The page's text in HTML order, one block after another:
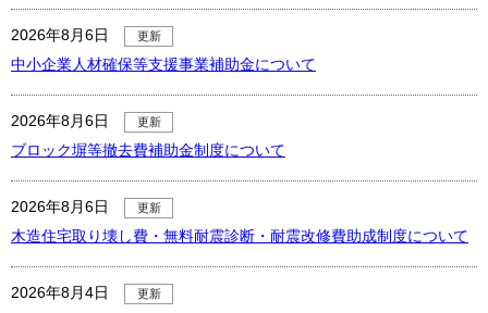
2026年8月6日 更新
中小企業人材確保等支援事業補助金について
2026年8月6日 更新
ブロック塀等撤去費補助金制度について
2026年8月6日 更新
木造住宅取り壊し費・無料耐震診断・耐震改修費助成制度について
2026年8月4日 更新